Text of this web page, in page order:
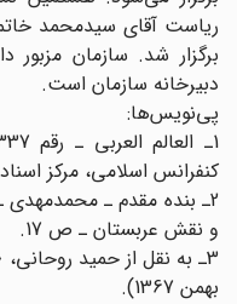
ریاست آقای سید‌محمد
برگزار شد. سازمان مزبور
دبیرخانه سازمان است.
پی‌نویس‌ها:
کنفرانس اسلامی، مرکز اسناد
2ـ بنده مقدم ـ محمد‌مهدی
و نقش عربستان ـ ص 17.
بهمن 1367).